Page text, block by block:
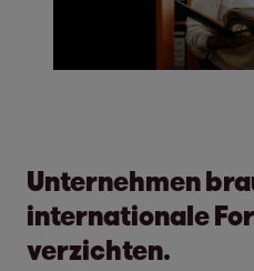
Unternehmen
internationale
verzichten.